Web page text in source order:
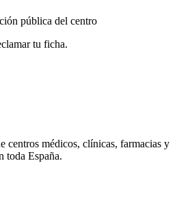
pública del centro
tu ficha.
centros médicos, clínicas, farmacias y
toda España.